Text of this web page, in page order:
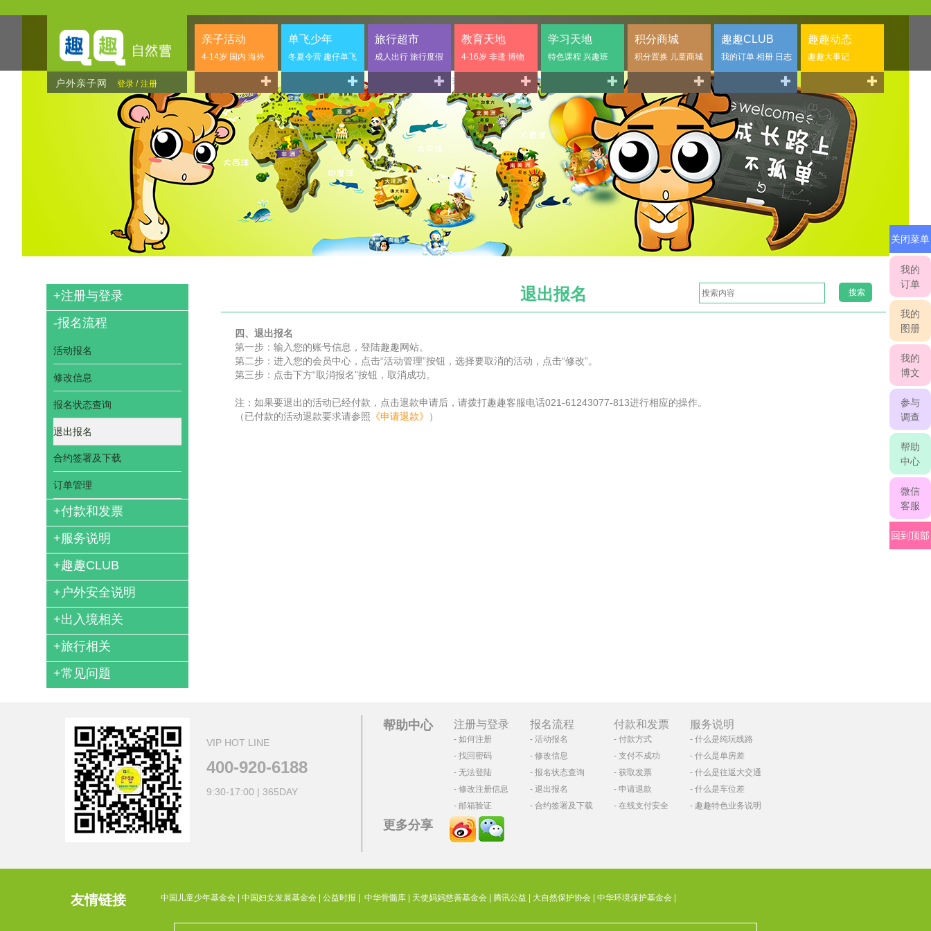
亲子活动
4-14岁 国内 海外
单飞少年
冬夏令营 趣仔单飞
旅行超市
成人出行 旅行度假
教育天地
4-16岁 非遗 博物
学习天地
特色课程 兴趣班
积分商城
积分置换 儿童商城
趣趣CLUB
我的订单 相册 日志
趣趣动态
趣趣大事记
户外亲子网 登录 / 注册
关闭菜单
我的
订单
我的
图册
我的
博文
参与
调查
帮助
中心
微信
客服
回到顶部
+注册与登录
-报名流程
活动报名
修改信息
报名状态查询
退出报名
合约签署及下载
订单管理
+付款和发票
+服务说明
+趣趣CLUB
+ 户外安全说明
+出入境相关
+旅行相关
+常见问题
退出报名
四、退出报名
第一步：输入您的账号信息，登陆趣趣网站。
第二步：进入您的会员中心，点击“活动管理”按钮，选择要取消的活动，点击“修改”。
第三步：点击下方“取消报名”按钮，取消成功。
注：如果要退出的活动已经付款，点击退款申请后，请拨打趣趣客服电话021-61243077-813进行相应的操作。
（已付款的活动退款要求请参照 《申请退款》 ）
VIP HOT LINE
400-920-6188
9:30-17:00 | 365DAY
帮助中心 注册与登录
如何注册
找回密码
无法登陆
修改注册信息
邮箱验证
报名流程
活动报名
修改信息
报名状态查询
退出报名
合约签署及下载
付款和发票
付款方式
支付不成功
获取发票
申请退款
在线支付安全
服务说明
什么是纯玩线路
什么是单房差
什么是往返大交通
什么是车位差
趣趣特色业务说明
更多分享
友情链接 中国儿童少年基金会 中国妇女发展基金会 公益时报 中华骨髓库 天使妈妈慈善基金会 腾讯公益 大自然保护协会 中华环境保护基金会